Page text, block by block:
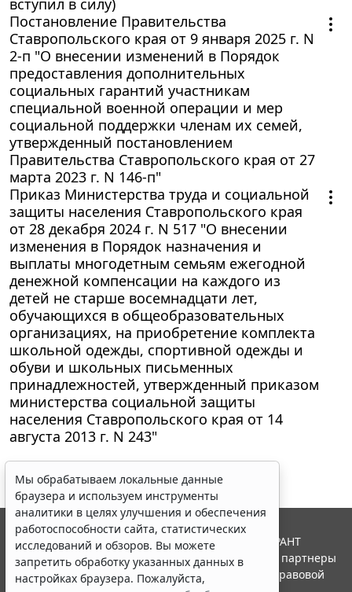
Постановление Правительства
Ставропольского края от 9 января 2025 г. N
2-п "О внесении изменений в Порядок
предоставления дополнительных
социальных гарантий участникам
специальной военной операции и мер
социальной поддержки членам их семей,
утвержденный постановлением
Правительства Ставропольского края от 27
марта 2023 г. N 146-п"
Приказ Министерства труда и социальной
защиты населения Ставропольского края
от 28 декабря 2024 г. N 517 "О внесении
изменения в Порядок назначения и
выплаты многодетным семьям ежегодной
денежной компенсации на каждого из
детей не старше восемнадцати лет,
обучающихся в общеобразовательных
организациях, на приобретение комплекта
школьной одежды, спортивной одежды и
обуви и школьных письменных
принадлежностей, утвержденный приказом
министерства социальной защиты
населения Ставропольского края от 14
августа 2013 г. N 243"
Мы обрабатываем локальные данные
браузера и используем инструменты
аналитики в целях улучшения и обеспечения
работоспособности сайта, статистических
исследований и обзоров. Вы можете
запретить обработку указанных данных в
настройках браузера. Пожалуйста,
© ООО "НПП "ГАРАНТ-СЕРВИС", 2026. Система ГАРАНТ
выпускается с 1990 года. Компания "Гарант" и ее партнеры
являются участниками Российской ассоциации правовой